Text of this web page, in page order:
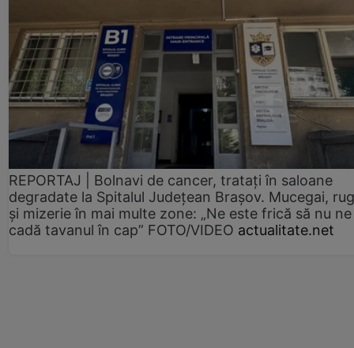
REPORTAJ | Bolnavi de cancer, tratați în saloane
degradate la Spitalul Județean Brașov. Mucegai,
și mizerie în mai multe zone: „Ne este frică să nu ne
cadă tavanul în cap” FOTO/VIDEO actualitate.net